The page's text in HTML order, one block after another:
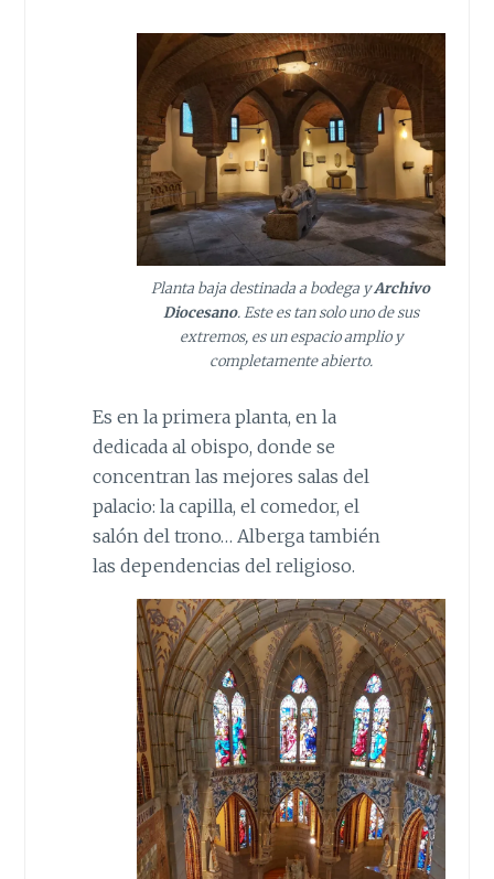
Planta baja destinada a bodega yArchivo
Diocesano. Este es tan solo uno de sus
extremos, es un espacio amplio y
completamente abierto.
Es en la primera planta, en la
dedicada al obispo, donde se
concentran las mejores salas del
palacio: la capilla, el comedor, el
salón del trono… Alberga también
las dependencias del religioso.